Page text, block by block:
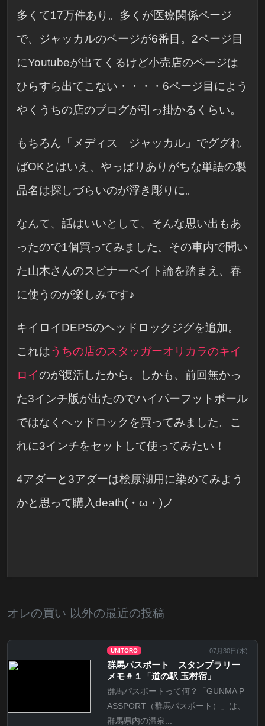
多くて17万件あり。多くが医療関係ページ
で、ジャッカルのページが6番目。2ページ目
にYoutubeが出てくるけど小売店のページは
ひらすら出てこない・・・・6ページ目によう
やくうちの店のブログが引っ掛かるくらい。
もちろん「メディス ジャッカル」でググれ
ばOKとはいえ、やっぱりありがちな単語の製
品名は探しづらいのが浮き彫りに。
なんて、話はいいとして、そんな思い出もあ
ったので1個買ってみました。その車内で聞い
た山木さんのスピナーベイト論を踏まえ、春
に使うのが楽しみです♪
キイロイDEPSのヘッドロックジグを追加。
これは うちの店のスタッガーオリカラのキイ
ロイのが復活したから。しかも、前回無かっ
た3インチ版が出たのでハイパーフットボール
ではなくヘッドロックを買ってみました。こ
れに3インチをセットして使ってみたい！
4アダーと3アダーは桧原湖用に染めてみよう
かと思って購入death(・ω・)ノ
オレの買い 以外の最近の投稿
UNITORO 07月30日(木)
群馬パスポート スタンプラリー
メモ＃１「道の駅 玉村宿」
群馬パスポートって何？「GUNMA P
ASSPORT（群馬パスポート）」は、
群馬県内の温泉...